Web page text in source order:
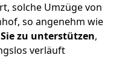
solche Umzüge von
so angenehm wie
Sie zu unterstützen,
verläuft